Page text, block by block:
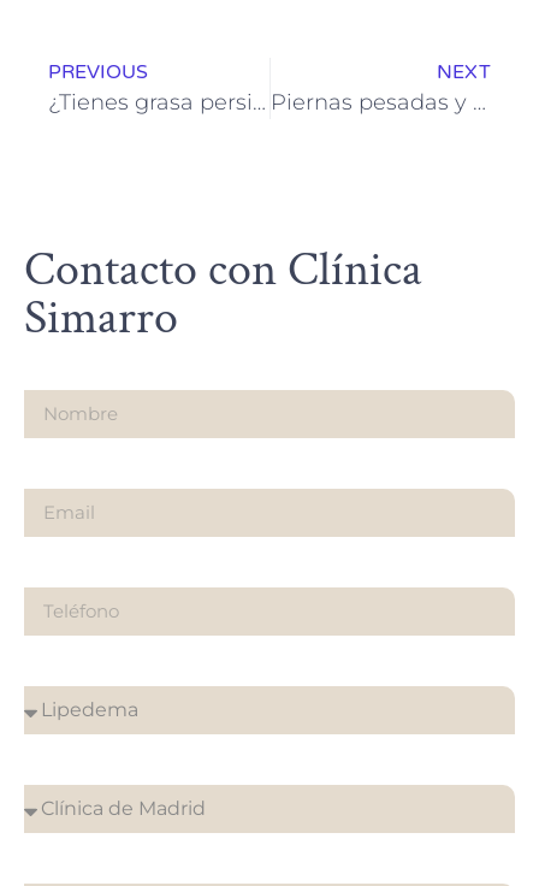
PREVIOUS
¿Tienes grasa persistente debajo del pecho? Esto es lo que deberías saber si tienes lipedema
NEXT
Piernas pesadas y gemelos hinchados: Diagnóstico y tratamiento
Contacto con Clínica
Simarro